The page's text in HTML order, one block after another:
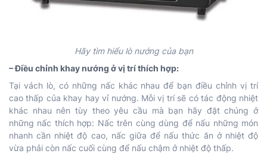
Hãy tìm hiểu lò nướng của bạn
– Điều chỉnh khay nướng ở vị trí thích hợp:
Tại vách lò, có những nấc khác nhau để bạn điều chỉnh vị trí
cao thấp của khay hay vỉ nướng. Mỗi vị trí sẽ có tác động nhiệt
khác nhau nên tùy theo yêu cầu mà bạn hãy đặt chúng ở
những nấc thích hợp: Nấc trên cùng dùng để nấu những món
nhanh cần nhiệt độ cao, nấc giữa để nấu thức ăn ở nhiệt độ
vừa phải còn nấc cuối cùng để nấu chậm ở nhiệt độ thấp.